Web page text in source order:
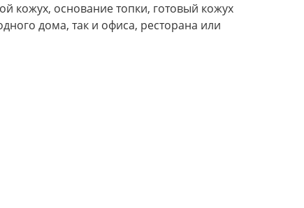
кожух, основание топки, готовый кожух
дома, так и офиса, ресторана или